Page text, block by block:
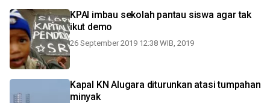
KPAI imbau sekolah pantau siswa agar tak
ikut demo
26 September 2019 12:38 WIB, 2019
Kapal KN Alugara diturunkan atasi tumpahan
minyak